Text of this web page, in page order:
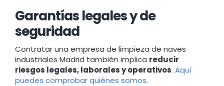
Garantías legales y de
seguridad
Contratar una empresa de limpieza de naves
industriales Madrid también implica reducir
riesgos legales, laborales y operativos. Aquí
puedes comprobar quiénes somos.